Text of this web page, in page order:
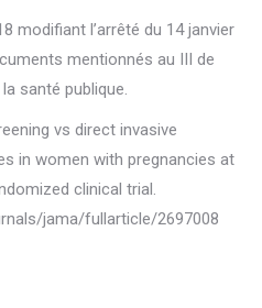
modifiant l’arrêté du 14 janvier
mentionnés au III de
santé publique.
vs direct invasive
in women with pregnancies at
clinical trial.
jama/fullarticle/2697008